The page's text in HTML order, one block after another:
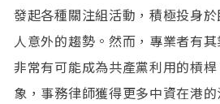
發起各種關注組活動，積極投身
人意外的趨勢。然而，專業者有其
非常有可能成為共產黨利用的槓
象，事務律師獲得更多中資在港